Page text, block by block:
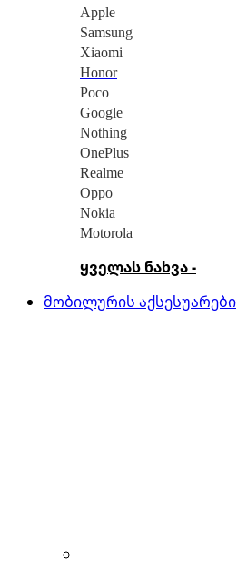
Apple
Samsung
Xiaomi
Honor
Poco
Google
Nothing
OnePlus
Realme
Oppo
Nokia
Motorola
ყველას ნახვა -
მობილურის აქსესუარები